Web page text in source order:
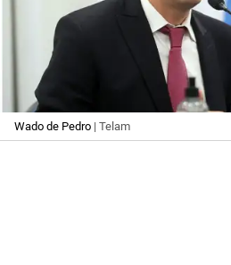
Wado de Pedro | Telam